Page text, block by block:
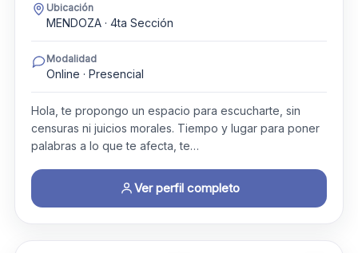
Ubicación
MENDOZA · 4ta Sección
Modalidad
Online · Presencial
Hola, te propongo un espacio para escucharte, sin
censuras ni juicios morales. Tiempo y lugar para poner
palabras a lo que te afecta, te…
Ver perfil completo